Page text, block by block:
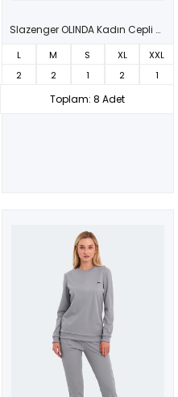
Slazenger OLINDA Kadın Cepli Siyah Eşofman Takımı
L M S XL
XXL
2
2 1 2 1
Toplam: 8 Adet